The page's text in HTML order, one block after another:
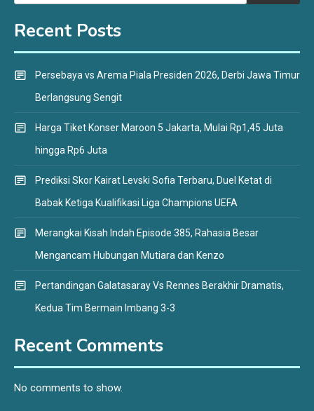
Recent Posts
Persebaya vs Arema Piala Presiden 2026, Derbi Jawa Timur
Berlangsung Sengit
Harga Tiket Konser Maroon 5 Jakarta, Mulai Rp1,45 Juta
hingga Rp6 Juta
Prediksi Skor Kairat Levski Sofia Terbaru, Duel Ketat di
Babak Ketiga Kualifikasi Liga Champions UEFA
Merangkai Kisah Indah Episode 385, Rahasia Besar
Mengancam Hubungan Mutiara dan Kenzo
Pertandingan Galatasaray Vs Rennes Berakhir Dramatis,
Kedua Tim Bermain Imbang 3-3
Recent Comments
No comments to show.